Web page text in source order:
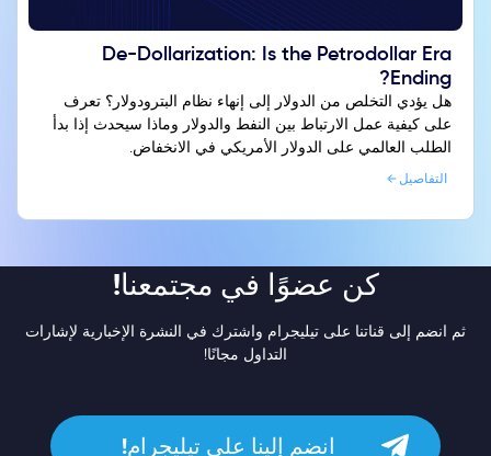
De-Dollarization: Is the Petrodollar Era
Ending?
هل يؤدي التخلص من الدولار إلى إنهاء نظام البترودولار؟ تعرف
على كيفية عمل الارتباط بين النفط والدولار وماذا سيحدث إذا بدأ
الطلب العالمي على الدولار الأمريكي في الانخفاض.
التفاصيل
كن عضوًا في مجتمعنا!
ثم انضم إلى قناتنا على تيليجرام واشترك في النشرة الإخبارية لإشارات
التداول مجانًا!
انضم إلينا على تيليجرام!